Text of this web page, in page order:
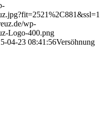
wp-
Logo-400.png
04-23 08:41:56Versöhnung